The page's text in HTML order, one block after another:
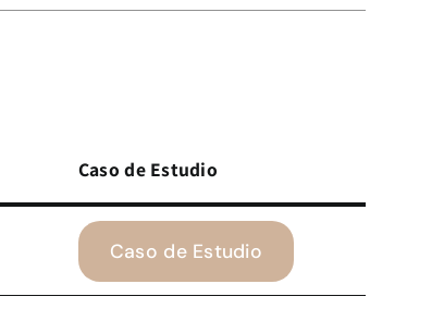
Caso de Estudio
Caso de Estudio